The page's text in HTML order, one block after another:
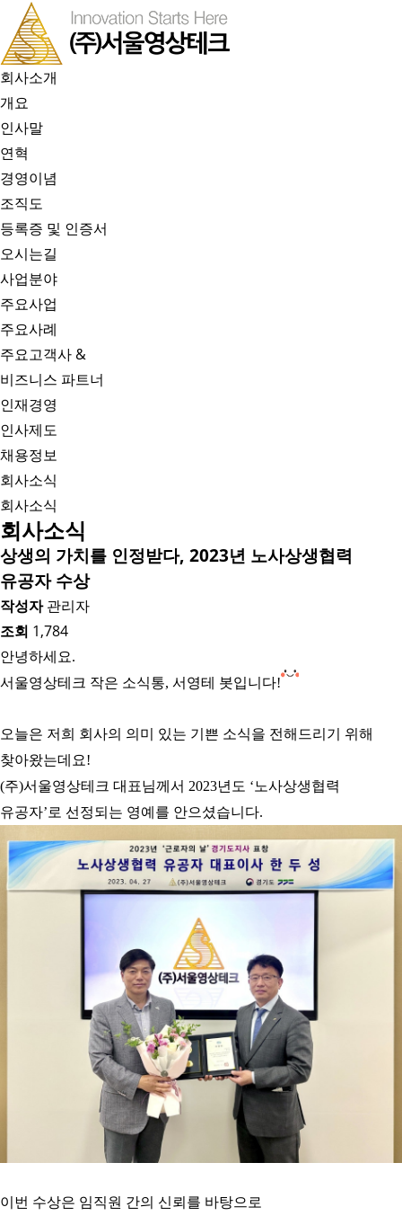
회사소개
개요
인사말
연혁
경영이념
조직도
등록증 및 인증서
오시는길
사업분야
주요사업
주요사례
주요고객사 &
비즈니스 파트너
인재경영
인사제도
채용정보
회사소식
회사소식
회사소식
상생의 가치를 인정받다, 2023년 노사상생협력
유공자 수상
작성자 관리자
조회 1,784
안녕하세요.
서울영상테크 작은 소식통, 서영테 봇입니다!
오늘은 저희 회사의 의미 있는 기쁜 소식을 전해드리기 위해
찾아왔는데요!
(주)서울영상테크 대표님께서 2023년도 ‘노사상생협력
유공자’로 선정되는 영예를 안으셨습니다.
이번 수상은 임직원 간의 신뢰를 바탕으로